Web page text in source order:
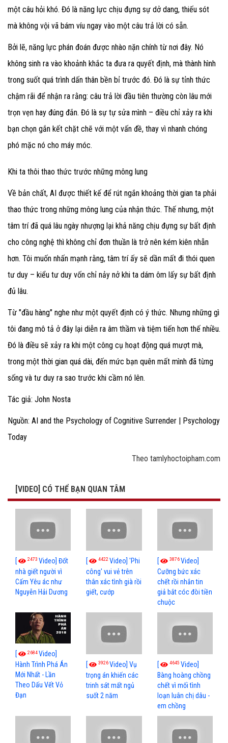
một câu hỏi khó. Đó là năng lực chịu đựng sự dở dang, thiếu sót
mà không vội vã bám víu ngay vào một câu trả lời có sẵn.
Bởi lẽ, năng lực phán đoán được nhào nặn chính từ nơi đây. Nó
không sinh ra vào khoảnh khắc ta đưa ra quyết định, mà thành hình
trong suốt quá trình dấn thân bền bỉ trước đó. Đó là sự tỉnh thức
chậm rãi để nhận ra rằng: câu trả lời đầu tiên thường còn lâu mới
trọn vẹn hay đúng đắn. Đó là sự tự sửa mình – điều chỉ xảy ra khi
bạn chọn gắn kết chặt chẽ với một vấn đề, thay vì nhanh chóng
phó mặc nó cho máy móc.
Khi ta thôi thao thức trước những mông lung
Về bản chất, AI được thiết kế để rút ngắn khoảng thời gian ta phải
thao thức trong những mông lung của nhận thức. Thế nhưng, một
tâm trí đã quá lâu ngày nhượng lại khả năng chịu đựng sự bất định
cho công nghệ thì không chỉ đơn thuần là trở nên kém kiên nhẫn
hơn. Tôi muốn nhấn mạnh rằng, tâm trí ấy sẽ dần mất đi thói quen
tư duy – kiểu tư duy vốn chỉ nảy nở khi ta dám ôm lấy sự bất định
đủ lâu.
Từ "đầu hàng" nghe như một quyết định có ý thức. Nhưng những gì
tôi đang mô tả ở đây lại diễn ra âm thầm và tiệm tiến hơn thế nhiều.
Đó là điều sẽ xảy ra khi một công cụ hoạt động quá mượt mà,
trong một thời gian quá dài, đến mức bạn quên mất mình đã từng
sống và tư duy ra sao trước khi cầm nó lên.
Tác giả: John Nosta
Nguồn: AI and the Psychology of Cognitive Surrender | Psychology
Today
Theo tamlyhoctoipham.com
[VIDEO] CÓ THỂ BẠN QUAN TÂM
[ 2473 Video] Đốt
nhà giết người vì
Cấm Yêu ác như
Nguyễn Hải Dương
[ 4422Video] 'Phi
công' vui vẻ trên
thân xác tình già rồi
giết, cướp
[ 3876Video]
Cưỡng bức xác
chết rồi nhắn tin
giả bắt cóc đòi tiền
chuộc
[ 2684Video]
Hành Trình Phá Án
Mới Nhất - Lần
Theo Dấu Vết Vỏ
Đạn
[ 3926Video] Vụ
trọng án khiến các
trinh sát mất ngủ
suốt 2 năm
[ 4645 Video]
Bàng hoàng chồng
chết vì mối tình
loạn luân chị dâu -
em chồng